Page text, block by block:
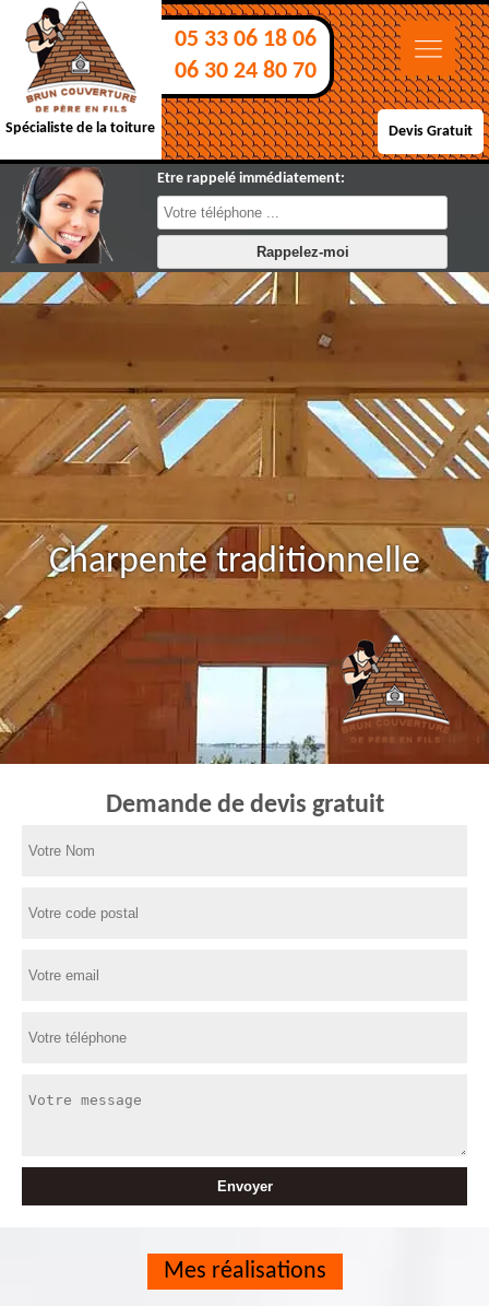
Spécialiste de la toiture
05 33 06 18 06
06 30 24 80 70
Devis Gratuit
Etre rappelé immédiatement:
Charpente traditionnelle
Demande de devis gratuit
Mes réalisations